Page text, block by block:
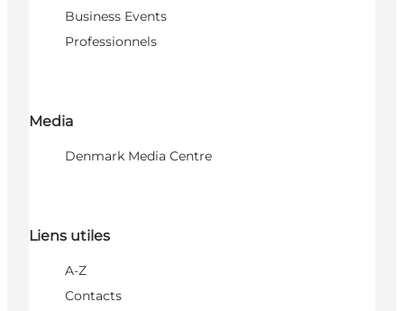
Business Events
Professionnels
Media
Denmark Media Centre
Liens utiles
A-Z
Contacts